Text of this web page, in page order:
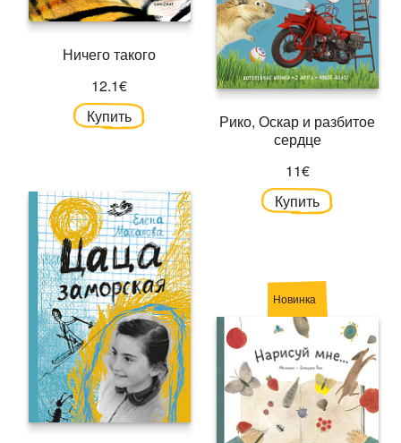
Ничего такого
12.1€
Купить
Рико, Оскар и разбитое
сердце
11€
Купить
Новинка